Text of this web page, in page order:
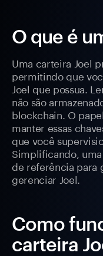
O que é
Uma carteira Joel
permitindo que
Joel que possua.
não são
blockchain. O
manter essas
que você
Simplificando,
de referência para
gerenciar Joel.
Como
carteira